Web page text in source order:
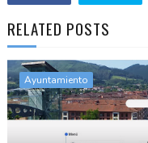
RELATED POSTS
Ayuntamiento